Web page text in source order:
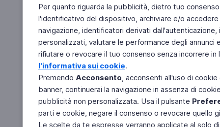
Per quanto riguarda la pubblicità, dietro tuo
l'identificativo del dispositivo, archiviare e/o
navigazione, identificatori derivati
personalizzati, valutare le performance degli
rifiutare o revocare il tuo consenso senza incorrere
l'informativa sui cookie.
Premendo Acconsento, acconsenti all'uso di
banner, continuerai la navigazione in assenza di
pubblicità non personalizzata. Usa il pulsante
parti e cookie, negare il consenso o revocare quello
Le scelte da te espresse verranno applicate al solo